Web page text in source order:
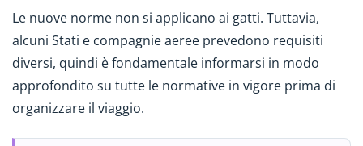
Le nuove norme non si applicano ai gatti. Tuttavia,
alcuni Stati e compagnie aeree prevedono requisiti
diversi, quindi è fondamentale informarsi in modo
approfondito su tutte le normative in vigore prima di
organizzare il viaggio.